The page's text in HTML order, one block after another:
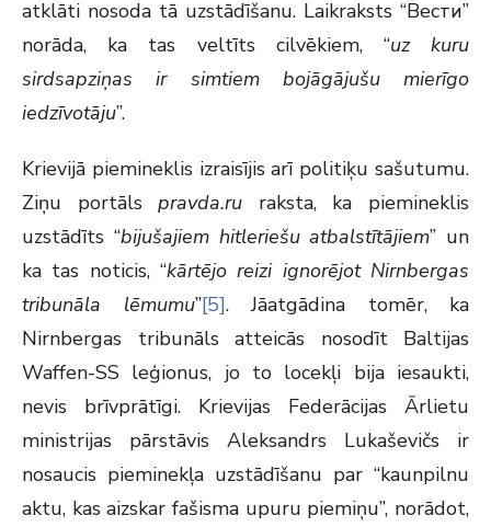
atklāti nosoda tā uzstādīšanu. Laikraksts “Вести”
norāda, ka tas veltīts cilvēkiem, “uz kuru
sirdsapziņas ir simtiem bojāgājušu mierīgo
iedzīvotāju”.
Krievijā piemineklis izraisījis arī politiķu sašutumu.
Ziņu portālspravda.ru raksta, ka piemineklis
uzstādīts “bijušajiem hitleriešu atbalstītājiem” un
ka tas noticis, “kārtējo reizi ignorējot Nirnbergas
tribunāla lēmumu”[5]. Jāatgādina tomēr, ka
Nirnbergas tribunāls atteicās nosodīt Baltijas
Waffen-SS leģionus, jo to locekļi bija iesaukti,
nevis brīvprātīgi. Krievijas Federācijas Ārlietu
ministrijas pārstāvis Aleksandrs Lukaševičs ir
nosaucis pieminekļa uzstādīšanu par “kaunpilnu
aktu, kas aizskar fašisma upuru piemiņu”, norādot,